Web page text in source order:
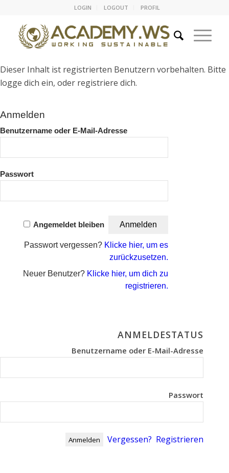
LOGIN LOGOUT PROFIL
Dieser Inhalt ist registrierten Benutzern vorbehalten. Bitte
logge dich ein, oder registriere dich.
Anmelden
Benutzername oder E-Mail-Adresse
Passwort
Angemeldet bleiben
Passwort vergessen? Klicke hier, um es
zurückzusetzen.
Neuer Benutzer? Klicke hier, um dich zu
registrieren.
ANMELDESTATUS
Benutzername oder E-Mail-Adresse
Passwort
Vergessen? Registrieren